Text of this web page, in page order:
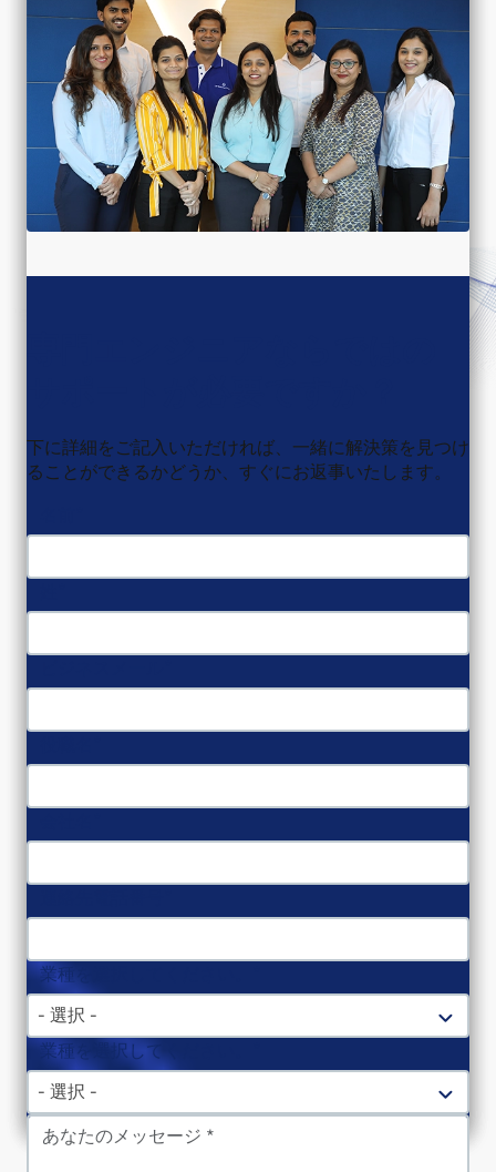
下に詳細をご記入いただければ、一緒に解決策を見つけ
ることができるかどうか、すぐにお返事いたします。
業種を選択してください。
- 選択 -
業種を選択してください。
- 選択 -
メッセージ